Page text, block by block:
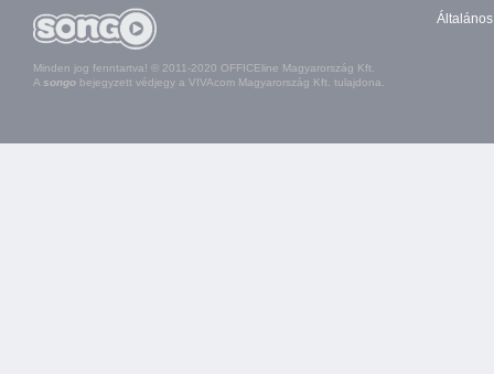
Minden jog fenntartva! © 2011-2020 OFFICEline Magyarország Kft.
A songo bejegyzett védjegy a VIVAcom Magyarország Kft. tulajdona.